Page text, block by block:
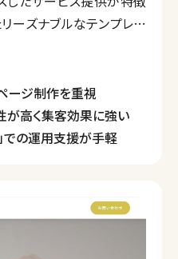
ーズナブルなテンプレー
ントの予算に応じた柔軟
額制のホームページ制
います。
ージ制作を重視
が高く集客効果に強い
での運用支援が手軽